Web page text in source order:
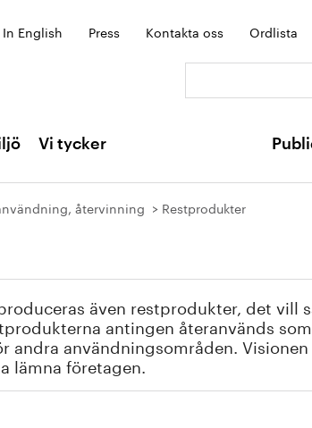
In English Press Kontakta oss Ordlista
Vi tycker
återvinning Restprodukter
även restprodukter, det vill
antingen återanvänds
andra användningsområden.
lämna företagen.